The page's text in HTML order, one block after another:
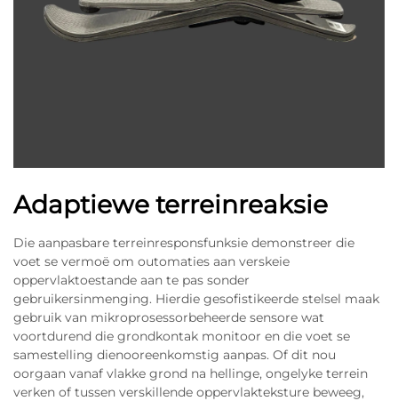
Adaptiewe terreinreaksie
Die aanpasbare terreinresponsfunksie demonstreer die
voet se vermoë om outomaties aan verskeie
oppervlaktoestande aan te pas sonder
gebruikersinmenging. Hierdie gesofistikeerde stelsel maak
gebruik van mikroprosessorbeheerde sensore wat
voortdurend die grondkontak monitoor en die voet se
samestelling dienooreenkomstig aanpas. Of dit nou
oorgaan vanaf vlakke grond na hellinge, ongelyke terrein
verken of tussen verskillende oppervlakteksture beweeg,